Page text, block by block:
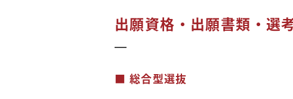
出願資格・出願書類・選
■ 総合型選抜